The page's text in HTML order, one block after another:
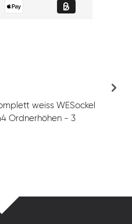
weiss WESockel
Ordnerhöhen - 3